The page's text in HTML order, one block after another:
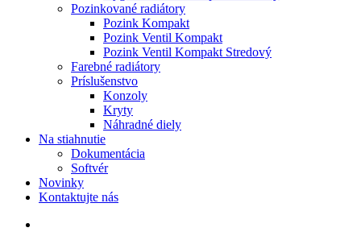
Pozinkované radiátory
Pozink Kompakt
Pozink Ventil Kompakt
Pozink Ventil Kompakt Stredový
Farebné radiátory
Príslušenstvo
Konzoly
Kryty
Náhradné diely
Na stiahnutie
Dokumentácia
Softvér
Novinky
Kontaktujte nás